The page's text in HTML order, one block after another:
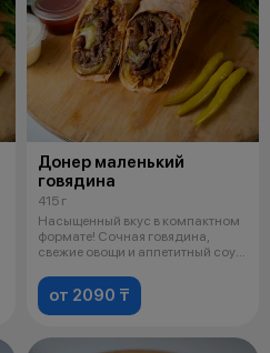
Донер маленький
говядина
415 г
Насыщенный вкус в компактном
формате! Сочная говядина,
свежие овощи и аппетитный соус,
от 2090 ₸